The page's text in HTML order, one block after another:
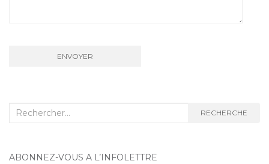
Recherche
RECHERCHE
ABONNEZ-VOUS A L’INFOLETTRE